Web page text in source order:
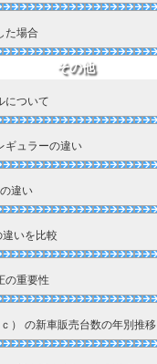
た場合
その他
について
ギュラーの違い
違い
いを比較
の重要性
） の新車販売台数の年別推移